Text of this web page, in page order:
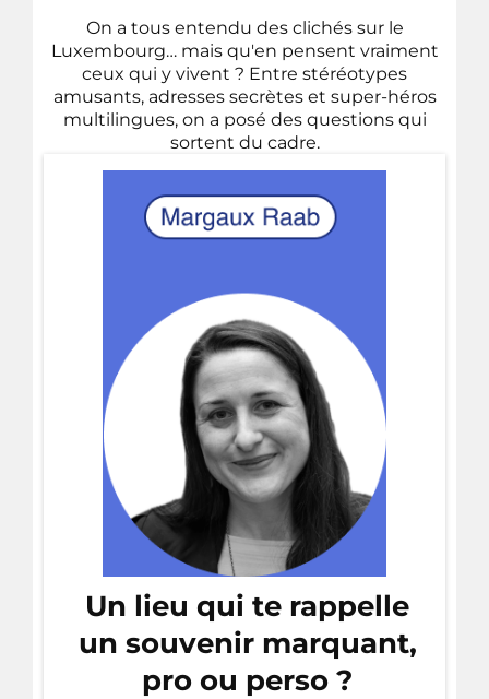
On a tous entendu des clichés sur le
Luxembourg… mais qu'en pensent vraiment
ceux qui y vivent ? Entre stéréotypes
amusants, adresses secrètes et super-héros
multilingues, on a posé des questions qui
sortent du cadre.
Un lieu qui te rappelle
un souvenir marquant,
pro ou perso ?